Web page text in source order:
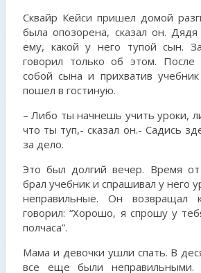
Сквайр Кейси пришел домой
была опозорена, сказал он.
ему, какой у него тупой сын.
говорил только об этом. После
собой сына и прихватив
пошел в гостиную.
– Либо ты начнешь учить уроки,
что ты туп,- сказал он.- Садись
за дело.
Это был долгий вечер. Время
брал учебник и спрашивал у него
неправильные. Он возвращал
говорил: “Хорошо, я спрошу у
полчаса”.
Мама и девочки ушли спать. В
все еще были неправильными.